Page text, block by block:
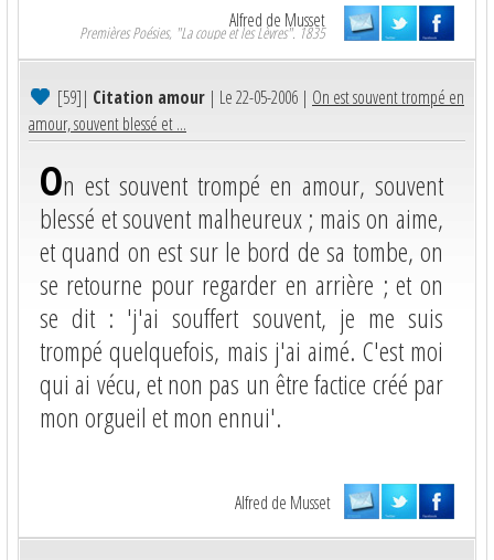
Alfred de Musset
Premières Poésies, "La coupe et les Lèvres". 1835
[59]| Citation amour | Le 22-05-2006 | On est souvent trompé en
amour, souvent blessé et ...
On est souvent trompé en amour, souvent
blessé et souvent malheureux ; mais on aime,
et quand on est sur le bord de sa tombe, on
se retourne pour regarder en arrière ; et on
se dit : 'j'ai souffert souvent, je me suis
trompé quelquefois, mais j'ai aimé. C'est moi
qui ai vécu, et non pas un être factice créé par
mon orgueil et mon ennui'.
Alfred de Musset